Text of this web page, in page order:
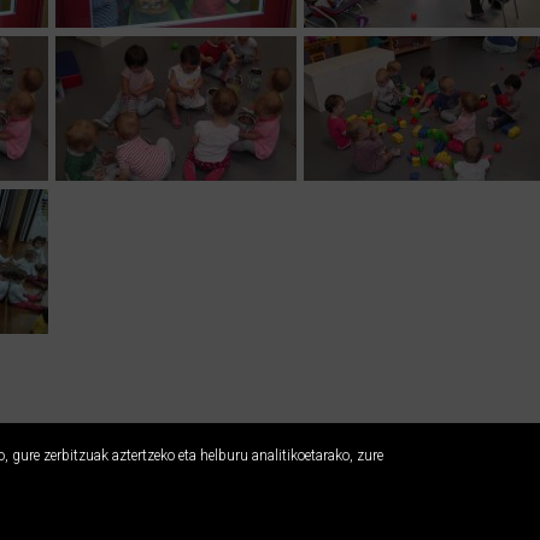
gure zerbitzuak aztertzeko eta helburu analitikoetarako, zure